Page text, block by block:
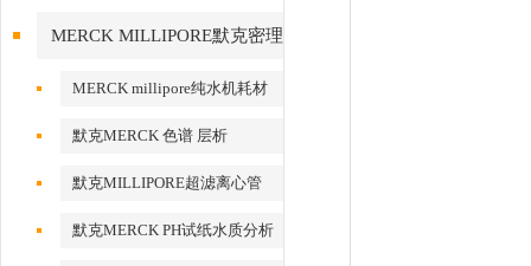
MERCK MILLIPORE默克密理
博产品MERCK millipore纯水机耗材
默克MERCK 色谱 层析
默克MILLIPORE超滤离心管
默克MERCK PH试纸水质分析